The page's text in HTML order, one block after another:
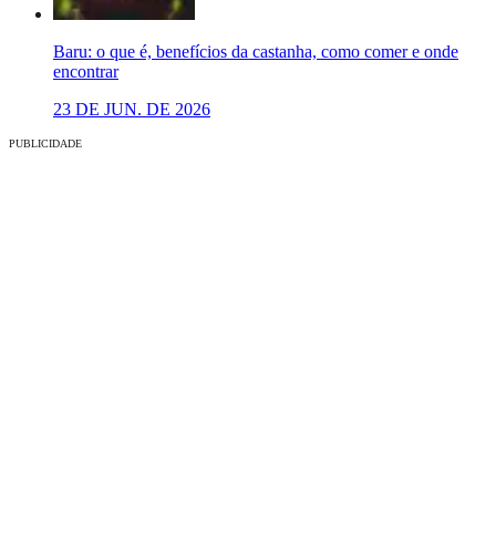
Baru: o que é, benefícios da castanha, como comer e onde
encontrar
23 DE JUN. DE 2026
PUBLICIDADE